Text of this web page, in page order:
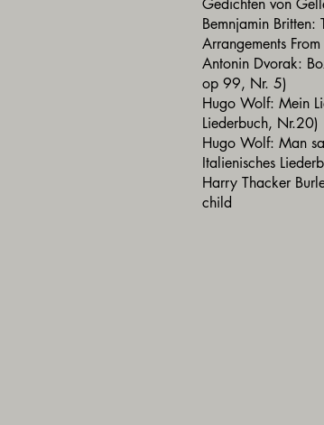
Gedichten von
Bemnjamin Britten:
Arrangements
Antonin Dvorak:
op 99, Nr. 5)
Hugo Wolf: Mein
Liederbuch, Nr.20)
Hugo Wolf: Man
Italienisches
Harry Thacker
child